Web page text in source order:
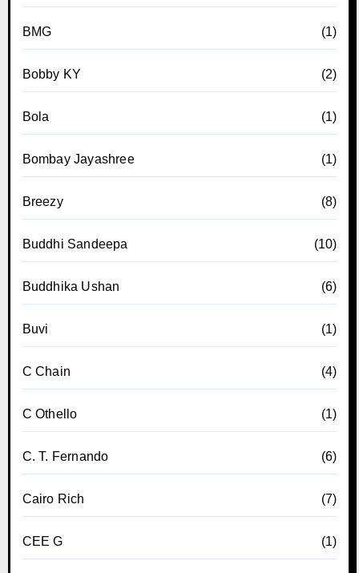
BMG (1)
Bobby KY (2)
Bola (1)
Bombay Jayashree (1)
Breezy (8)
Buddhi Sandeepa (10)
Buddhika Ushan (6)
Buvi (1)
C Chain (4)
C Othello (1)
C. T. Fernando (6)
Cairo Rich (7)
CEE G (1)